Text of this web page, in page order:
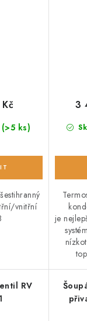
(>5 ks)
vnitřní
3
je
RV